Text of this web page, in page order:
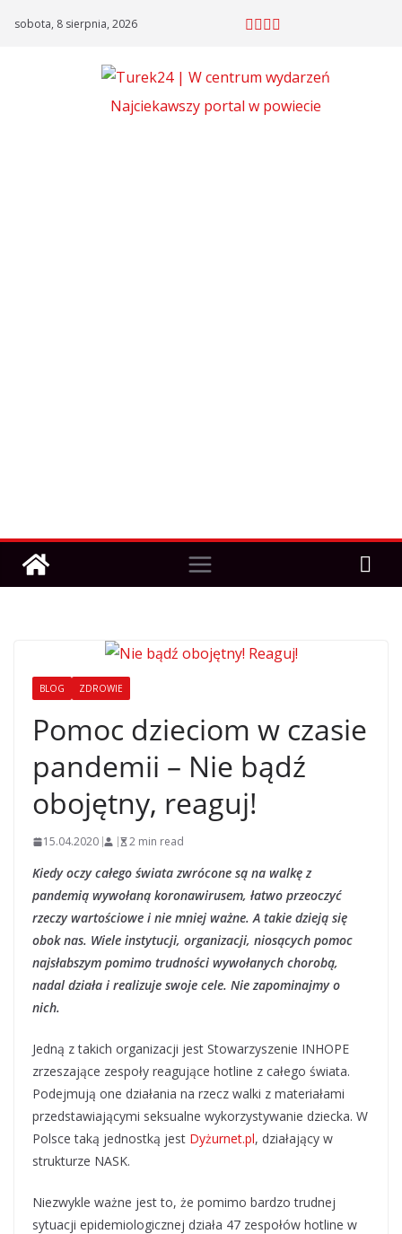
sobota, 8 sierpnia, 2026
Najciekawszy portal w powiecie
BLOG ZDROWIE
Pomoc dzieciom w czasie
pandemii – Nie bądź
obojętny, reaguj!
15.04.2020 2 min read
Kiedy oczy całego świata zwrócone są na walkę z
pandemią wywołaną koronawirusem, łatwo przeoczyć
rzeczy wartościowe i nie mniej ważne. A takie dzieją się
obok nas. Wiele instytucji, organizacji, niosących pomoc
najsłabszym pomimo trudności wywołanych chorobą,
nadal działa i realizuje swoje cele. Nie zapominajmy o
nich.
Jedną z takich organizacji jest Stowarzyszenie INHOPE
zrzeszające zespoły reagujące hotline z całego świata.
Podejmują one działania na rzecz walki z materiałami
przedstawiającymi seksualne wykorzystywanie dziecka. W
Polsce taką jednostką jest Dyżurnet.pl, działający w
strukturze NASK.
Niezwykle ważne jest to, że pomimo bardzo trudnej
sytuacji epidemiologicznej działa 47 zespołów hotline w